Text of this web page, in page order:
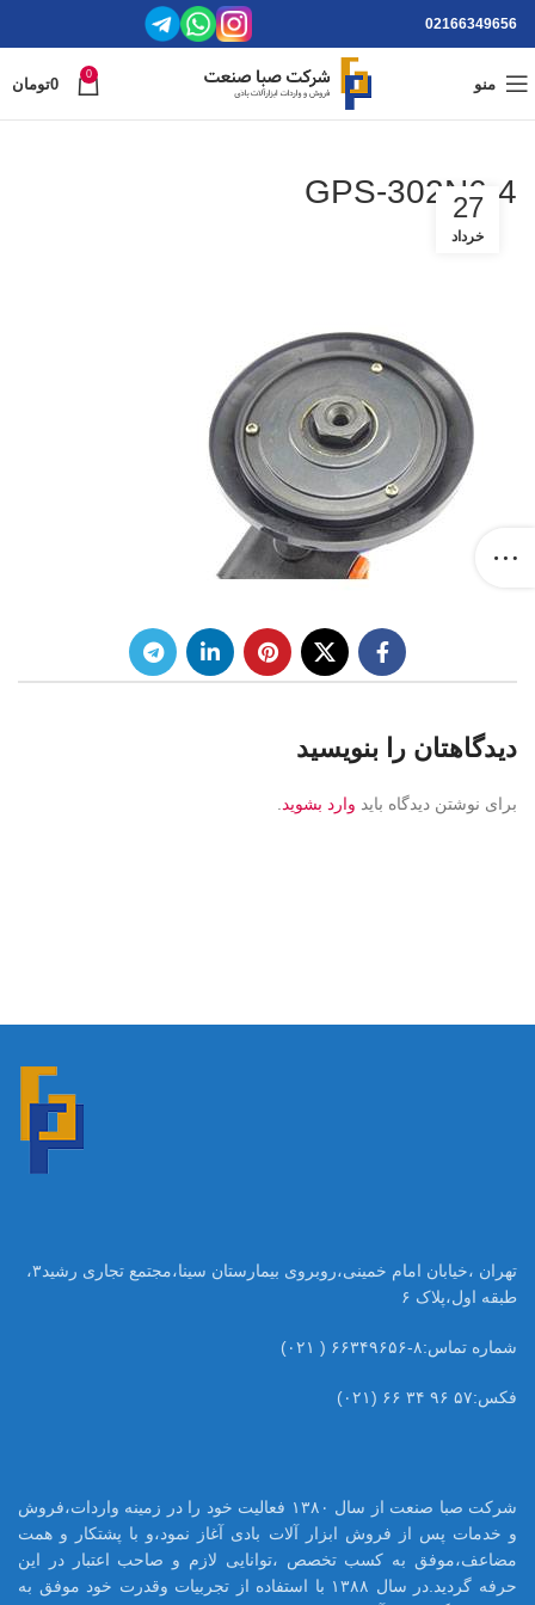
02166349656
منو
0
0تومان
GPS-302N6-4
27
خرداد
دیدگاهتان را بنویسید
برای نوشتن دیدگاه باید وارد بشوید
تهران ،خیابان امام خمینی،روبروی بیمارستان سینا،مجتمع تجاری رشید۳،
طبقه اول،پلاک ۶
شماره تماس:۸-۶۶۳۴۹۶۵۶ ( ۰۲۱)
فکس:۵۷ ۹۶ ۳۴ ۶۶ (۰۲۱)
شرکت صبا صنعت از سال ۱۳۸۰ فعالیت خود را در زمینه واردات،فروش
و خدمات پس از فروش ابزار آلات بادی آغاز نمود،و با پشتکار و همت
مضاعف،موفق به کسب تخصص ،توانایی لازم و صاحب اعتبار در این
حرفه گردید.در سال ۱۳۸۸ با استفاده از تجربیات وقدرت خود موفق به